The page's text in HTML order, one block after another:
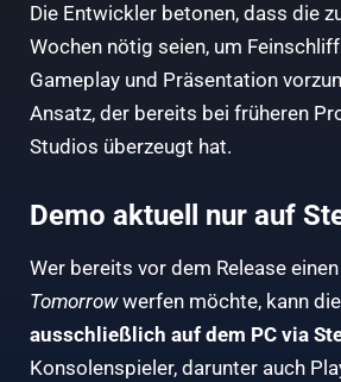
Die Entwickler betonen, dass die
Wochen nötig seien, um
Gameplay und Präsentation
Ansatz, der bereits bei früheren
Studios überzeugt hat.
Demo aktuell nur auf
Wer bereits vor dem Release
Tomorrowwerfen möchte, kann
ausschließlich auf dem PC via
Konsolenspieler, darunter auch